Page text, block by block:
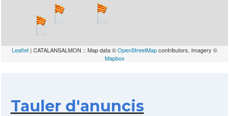
Leaflet | CATALANSALMON :: Map data ©OpenStreetMapcontributors, Imagery ©
Mapbox
Tauler d'anuncis